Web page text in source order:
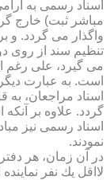
اسناد رسمی به
مباشر ثبت) خارج
واگذار می گردد. و
تنظیم سند از
می گیرد، علی رغم
است. به عبارت
گردد. علاوه بر
اسناد رسمی نیز
نمودند.
در آن زمان، هر
لااقل یك نفر